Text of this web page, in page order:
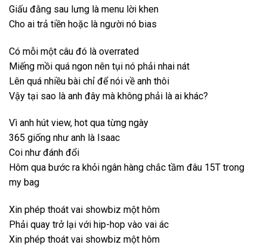
Giấu đằng sau lưng là menu lời khen
Cho ai trả tiền hoặc là người nó bias
Có mỗi một câu đó là overrated
Miếng mồi quá ngon nên tụi nó phải nhai nát
Lên quá nhiều bài chỉ để nói về anh thôi
Vậy tại sao là anh đây mà không phải là ai khác?
Vì anh hút view, hot qua từng ngày
365 giống như anh là Isaac
Coi như đánh đổi
Hôm qua bước ra khỏi ngân hàng chắc tầm đâu 15T trong
my bag
Xin phép thoát vai showbiz một hôm
Phải quay trở lại với hip-hop vào vai ác
Xin phép thoát vai showbiz một hôm